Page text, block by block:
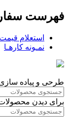
فهرست
استعلام قیمت
نمـونه کارهـا
طرحی و پیاده
برای دیدن